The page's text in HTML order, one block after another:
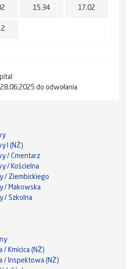
15.34 17.02
do odwołania
I (NŻ)
/ Cmentarz
/ Kościelna
/ Ziembickiego
/ Makowska
/ Szkolna
/ Kmicica (NŻ)
/ Inspektowa (NŻ)